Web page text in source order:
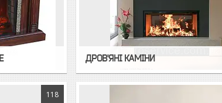
ДРОВ'ЯНІ КАМІНИ
118